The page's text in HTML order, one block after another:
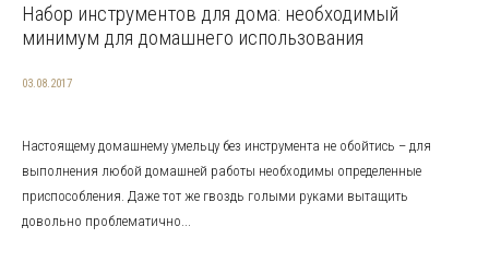
Набор инструментов для дома: необходимый
минимум для домашнего использования
03.08.2017
Настоящему домашнему умельцу без инструмента не обойтись – для
выполнения любой домашней работы необходимы определенные
приспособления. Даже тот же гвоздь голыми руками вытащить
довольно проблематично...